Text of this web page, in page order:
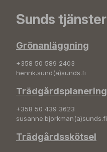
Sunds tjänster
Grönanläggning
+358 50 589 2403
henrik.sund(a)sunds.fi
Trädgårdsplanering
+358 50 439 3623
susanne.bjorkman(a)sunds.fi
Trädgårdsskötsel